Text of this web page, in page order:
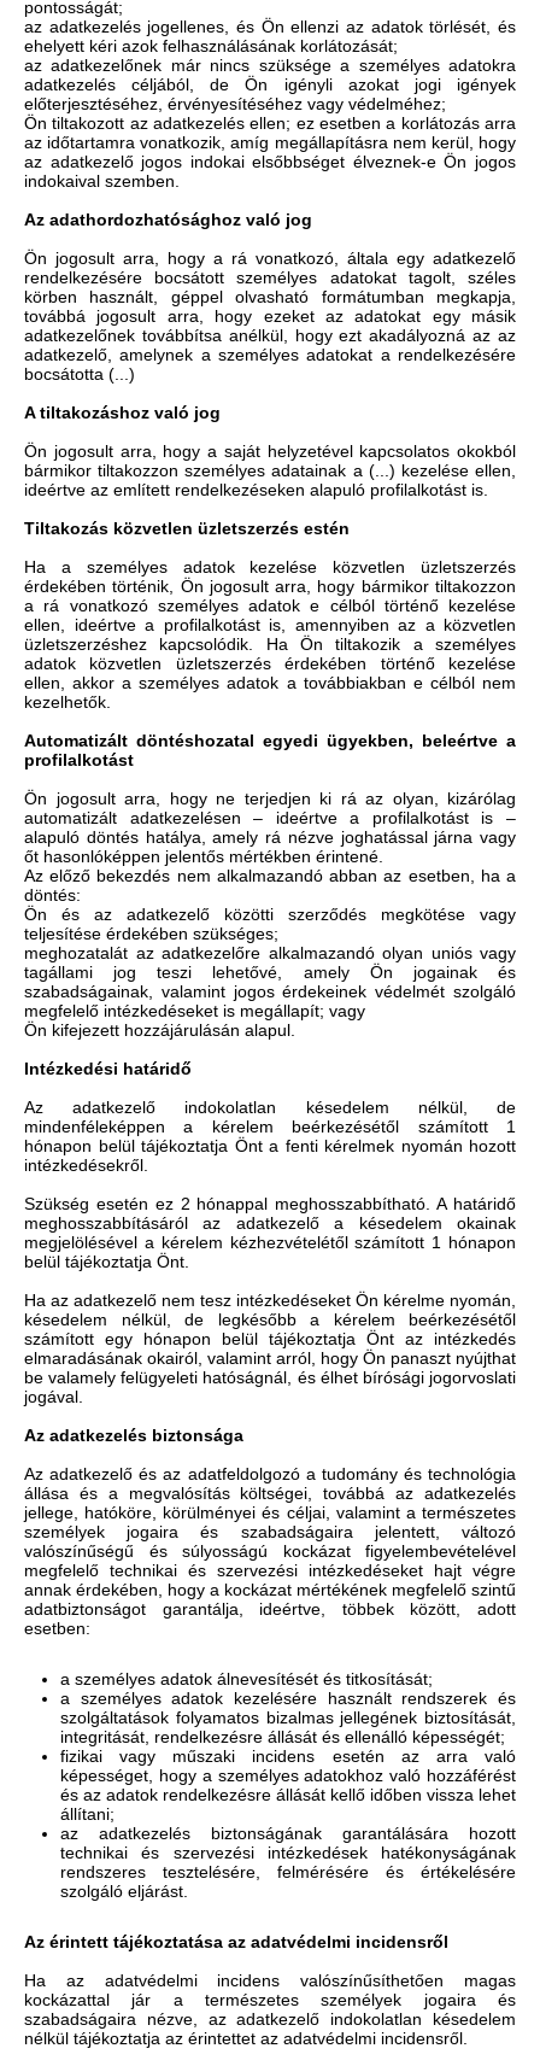
pontosságát;
az adatkezelés jogellenes, és Ön ellenzi az adatok törlését, és
ehelyett kéri azok felhasználásának korlátozását;
az adatkezelőnek már nincs szüksége a személyes adatokra
adatkezelés céljából, de Ön igényli azokat jogi igények
előterjesztéséhez, érvényesítéséhez vagy védelméhez;
Ön tiltakozott az adatkezelés ellen; ez esetben a korlátozás arra
az időtartamra vonatkozik, amíg megállapításra nem kerül, hogy
az adatkezelő jogos indokai elsőbbséget élveznek-e Ön jogos
indokaival szemben.
Az adathordozhatósághoz való jog
Ön jogosult arra, hogy a rá vonatkozó, általa egy adatkezelő
rendelkezésére bocsátott személyes adatokat tagolt, széles
körben használt, géppel olvasható formátumban megkapja,
továbbá jogosult arra, hogy ezeket az adatokat egy másik
adatkezelőnek továbbítsa anélkül, hogy ezt akadályozná az az
adatkezelő, amelynek a személyes adatokat a rendelkezésére
bocsátotta (...)
A tiltakozáshoz való jog
Ön jogosult arra, hogy a saját helyzetével kapcsolatos okokból
bármikor tiltakozzon személyes adatainak a (...) kezelése ellen,
ideértve az említett rendelkezéseken alapuló profilalkotást is.
Tiltakozás közvetlen üzletszerzés estén
Ha a személyes adatok kezelése közvetlen üzletszerzés
érdekében történik, Ön jogosult arra, hogy bármikor tiltakozzon
a rá vonatkozó személyes adatok e célból történő kezelése
ellen, ideértve a profilalkotást is, amennyiben az a közvetlen
üzletszerzéshez kapcsolódik. Ha Ön tiltakozik a személyes
adatok közvetlen üzletszerzés érdekében történő kezelése
ellen, akkor a személyes adatok a továbbiakban e célból nem
kezelhetők.
Automatizált döntéshozatal egyedi ügyekben, beleértve a
profilalkotást
Ön jogosult arra, hogy ne terjedjen ki rá az olyan, kizárólag
automatizált adatkezelésen – ideértve a profilalkotást is –
alapuló döntés hatálya, amely rá nézve joghatással járna vagy
őt hasonlóképpen jelentős mértékben érintené.
Az előző bekezdés nem alkalmazandó abban az esetben, ha a
döntés:
Ön és az adatkezelő közötti szerződés megkötése vagy
teljesítése érdekében szükséges;
meghozatalát az adatkezelőre alkalmazandó olyan uniós vagy
tagállami jog teszi lehetővé, amely Ön jogainak és
szabadságainak, valamint jogos érdekeinek védelmét szolgáló
megfelelő intézkedéseket is megállapít; vagy
Ön kifejezett hozzájárulásán alapul.
Intézkedési határidő
Az adatkezelő indokolatlan késedelem nélkül, de
mindenféleképpen a kérelem beérkezésétől számított 1
hónapon belül tájékoztatja Önt a fenti kérelmek nyomán hozott
intézkedésekről.
Szükség esetén ez 2 hónappal meghosszabbítható. A határidő
meghosszabbításáról az adatkezelő a késedelem okainak
megjelölésével a kérelem kézhezvételétől számított 1 hónapon
belül tájékoztatja Önt.
Ha az adatkezelő nem tesz intézkedéseket Ön kérelme nyomán,
késedelem nélkül, de legkésőbb a kérelem beérkezésétől
számított egy hónapon belül tájékoztatja Önt az intézkedés
elmaradásának okairól, valamint arról, hogy Ön panaszt nyújthat
be valamely felügyeleti hatóságnál, és élhet bírósági jogorvoslati
jogával.
Az adatkezelés biztonsága
Az adatkezelő és az adatfeldolgozó a tudomány és technológia
állása és a megvalósítás költségei, továbbá az adatkezelés
jellege, hatóköre, körülményei és céljai, valamint a természetes
személyek jogaira és szabadságaira jelentett, változó
valószínűségű és súlyosságú kockázat figyelembevételével
megfelelő technikai és szervezési intézkedéseket hajt végre
annak érdekében, hogy a kockázat mértékének megfelelő szintű
adatbiztonságot garantálja, ideértve, többek között, adott
esetben:
a személyes adatok álnevesítését és titkosítását;
a személyes adatok kezelésére használt rendszerek és
szolgáltatások folyamatos bizalmas jellegének biztosítását,
integritását, rendelkezésre állását és ellenálló képességét;
fizikai vagy műszaki incidens esetén az arra való
képességet, hogy a személyes adatokhoz való hozzáférést
és az adatok rendelkezésre állását kellő időben vissza lehet
állítani;
az adatkezelés biztonságának garantálására hozott
technikai és szervezési intézkedések hatékonyságának
rendszeres tesztelésére, felmérésére és értékelésére
szolgáló eljárást.
Az érintett tájékoztatása az adatvédelmi incidensről
Ha az adatvédelmi incidens valószínűsíthetően magas
kockázattal jár a természetes személyek jogaira és
szabadságaira nézve, az adatkezelő indokolatlan késedelem
nélkül tájékoztatja az érintettet az adatvédelmi incidensről.